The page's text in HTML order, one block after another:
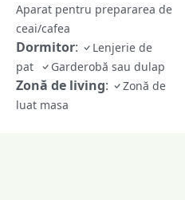
Aparat pentru prepararea de
ceai/cafea
Dormitor:
Lenjerie de
pat
Garderobă sau dulap
Zonă de living:
Zonă de
luat masa